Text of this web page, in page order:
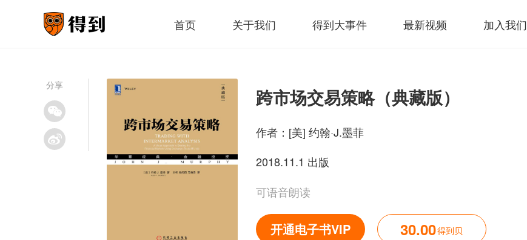
首页 关于我们 得到大事件 最新视频 加入我们
分享
跨市场交易策略（典藏版）
作者： [美] 约翰·J.墨菲
2018.11.1 出版
可语音朗读
开通电子书VIP 30.00得到贝